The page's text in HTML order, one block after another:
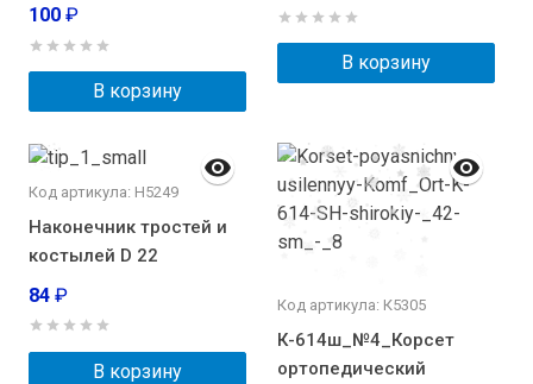
100 ₽
В корзину
В корзину
Код артикула: Н5249
Наконечник тростей и
костылей D 22
84 ₽
В корзину
Код артикула: К5305
К-614ш_№4_Корсет
ортопедический